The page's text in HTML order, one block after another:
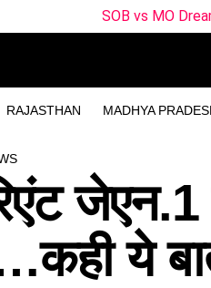
RAJASTHAN MADHYA
vs MO Dream11 Prediction
जेएन.1
ये